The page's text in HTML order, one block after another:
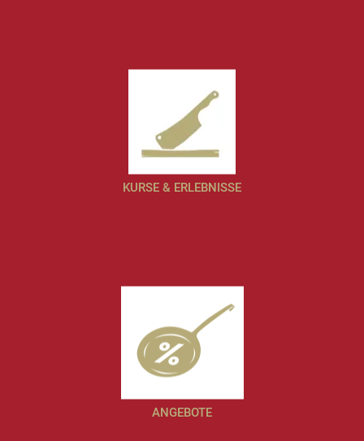
KURSE & ERLEBNISSE
ANGEBOTE